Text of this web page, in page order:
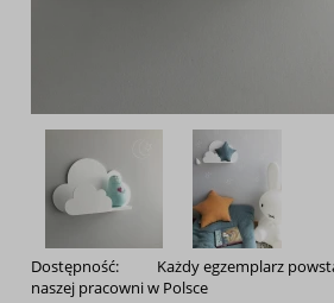
Dostępność:
Każdy egzemplarz
naszej pracowni w Polsce